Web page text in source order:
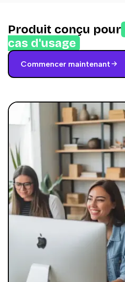
Produit conçu pour
cas d'usage
Commencer maintenant